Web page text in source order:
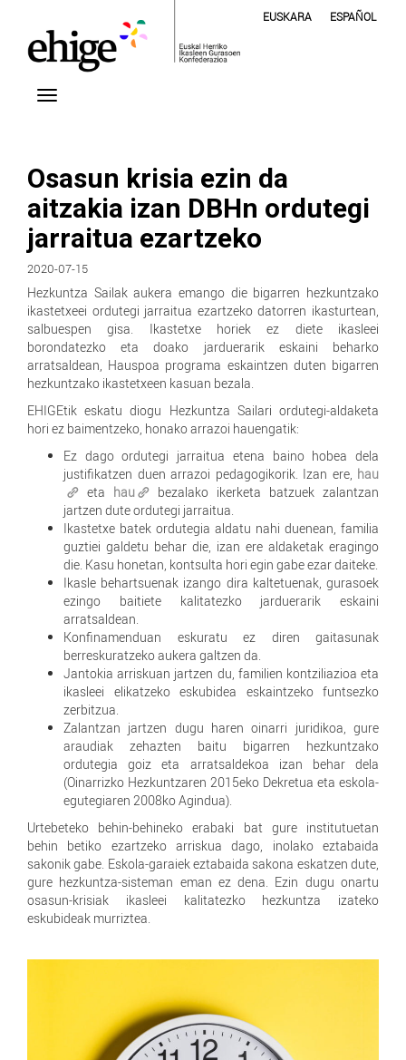
EUSKARA ESPAÑOL
Osasun krisia ezin da
aitzakia izan DBHn ordutegi
jarraitua ezartzeko
2020-07-15
Hezkuntza Sailak aukera emango die bigarren hezkuntzako
ikastetxeei ordutegi jarraitua ezartzeko datorren ikasturtean,
salbuespen gisa. Ikastetxe horiek ez diete ikasleei
borondatezko eta doako jarduerarik eskaini beharko
arratsaldean, Hauspoa programa eskaintzen duten bigarren
hezkuntzako ikastetxeen kasuan bezala.
EHIGEtik eskatu diogu Hezkuntza Sailari ordutegi-aldaketa
hori ez baimentzeko, honako arrazoi hauengatik:
Ez dago ordutegi jarraitua etena baino hobea dela
justifikatzen duen arrazoi pedagogikorik. Izan ere, hau
eta hau
bezalako ikerketa batzuek zalantzan
jartzen dute ordutegi jarraitua.
Ikastetxe batek ordutegia aldatu nahi duenean, familia
guztiei galdetu behar die, izan ere aldaketak eragingo
die. Kasu honetan, kontsulta hori egin gabe ezar daiteke.
Ikasle behartsuenak izango dira kaltetuenak, gurasoek
ezingo baitiete kalitatezko jarduerarik eskaini
arratsaldean.
Konfinamenduan eskuratu ez diren gaitasunak
berreskuratzeko aukera galtzen da.
Jantokia arriskuan jartzen du, familien kontziliazioa eta
ikasleei elikatzeko eskubidea eskaintzeko funtsezko
zerbitzua.
Zalantzan jartzen dugu haren oinarri juridikoa, gure
araudiak zehazten baitu bigarren hezkuntzako
ordutegia goiz eta arratsaldekoa izan behar dela
(Oinarrizko Hezkuntzaren 2015eko Dekretua eta eskola-
egutegiaren 2008ko Agindua).
Urtebeteko behin-behineko erabaki bat gure institutuetan
behin betiko ezartzeko arriskua dago, inolako eztabaida
sakonik gabe. Eskola-garaiek eztabaida sakona eskatzen dute,
gure hezkuntza-sisteman eman ez dena. Ezin dugu onartu
osasun-krisiak ikasleei kalitatezko hezkuntza izateko
eskubideak murriztea.